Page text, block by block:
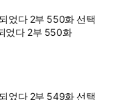
었다 2부 550화 선택
었다 2부 550화
었다 2부 549화 선택